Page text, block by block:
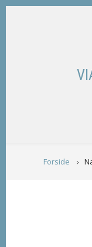
Skip
Forside